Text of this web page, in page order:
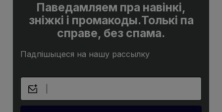
Паведамляем пра навінкі,
зніжкі і промакоды.Толькі па
справе, без спама.
Падпішыцеся на нашу рассылку